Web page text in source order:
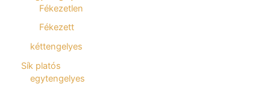
Fékezetlen
Fékezett
kéttengelyes
Sík platós
egytengelyes